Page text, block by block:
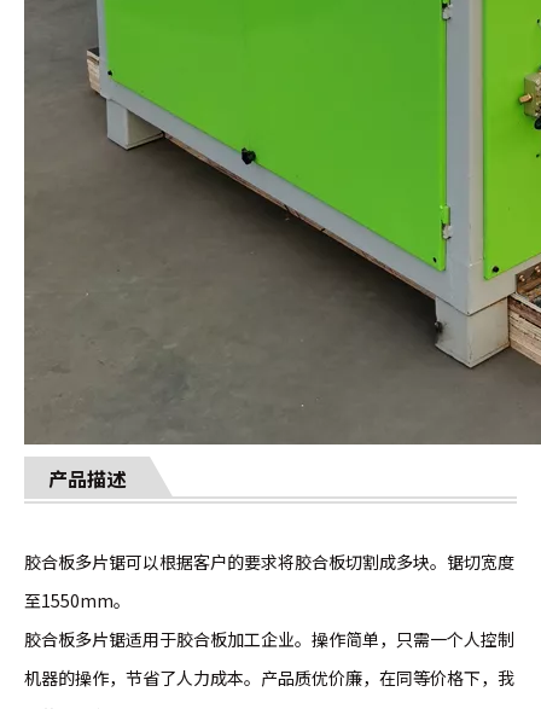
产品描述
胶合板多片锯可以根据客户的要求将胶合板切割成多块。锯切宽度
至1550mm。
胶合板多片锯适用于胶合板加工企业。操作简单，只需一个人控制
机器的操作，节省了人力成本。产品质优价廉，在同等价格下，我